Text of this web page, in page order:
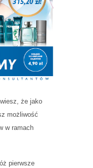
że jako
możliwość
w ramach
pierwsze